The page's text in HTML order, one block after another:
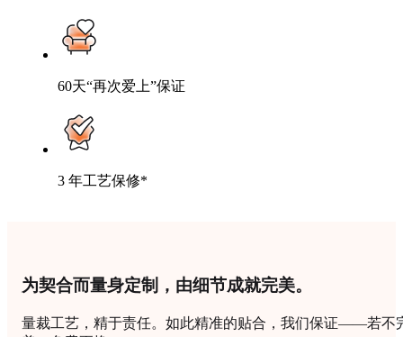
60天“再次爱上”保证
3 年工艺保修*
为契合而量身定制，由细节成就完美。
量裁工艺，精于责任。如此精准的贴合，我们保证——若不